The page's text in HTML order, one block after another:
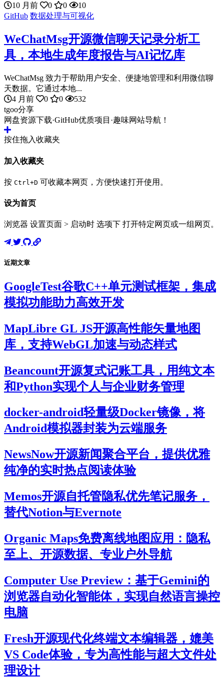
10 月前
0 0
10
GitHub 数据处理与可视化
WeChatMsg开源微信聊天记录分析工
具，本地生成年度报告与AI记忆库
WeChatMsg 致力于帮助用户安全、便捷地管理和利用微信聊
天数据。它通过本地...
4 月前
0 0
532
tgoo分享
网盘资源下载·GitHub优质项目·趣味网站导航！
按住拖入收藏夹
加入收藏夹
按 Ctrl+D 可收藏本网页，方便快速打开使用。
设为首页
浏览器 设置页面 > 启动时 选项下 打开特定网页或一组网页。
近期文章
GoogleTest谷歌C++单元测试框架，集成
模拟功能助力高效开发
MapLibre GL JS开源高性能矢量地图
库，支持WebGL加速与动态样式
Beancount开源复式记账工具，用纯文本
和Python实现个人与企业财务管理
docker-android轻量级Docker镜像，将
Android模拟器封装为云端服务
NewsNow开源新闻聚合平台，提供优雅
纯净的实时热点阅读体验
Memos开源自托管隐私优先笔记服务，
替代Notion与Evernote
Organic Maps免费离线地图应用：隐私
至上、开源数据、专业户外导航
Computer Use Preview：基于Gemini的
浏览器自动化智能体，实现自然语言操控
电脑
Fresh开源现代化终端文本编辑器，媲美
VS Code体验，专为高性能与超大文件处
理设计